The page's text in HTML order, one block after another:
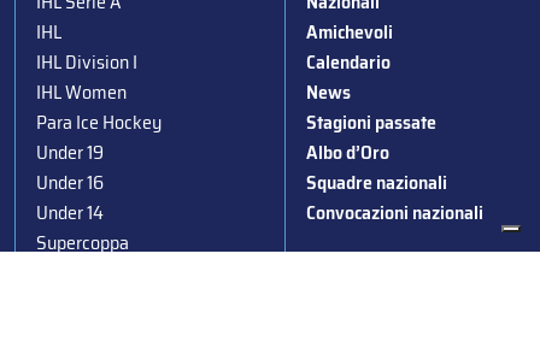
IHL
IHL Division I
IHL Women
Para Ice Hockey
Under 19
Under 16
Under 14
Supercoppa
Amichevoli
Calendario
News
Stagioni passate
Albo d’Oro
Squadre nazionali
Convocazioni nazionali